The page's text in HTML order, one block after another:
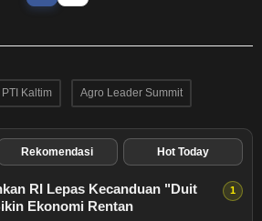
PTI Kaltim Agro Leader Summit
Rekomendasi Hot Today
RI Lepas Kecanduan "Duit
Ekonomi Rentan